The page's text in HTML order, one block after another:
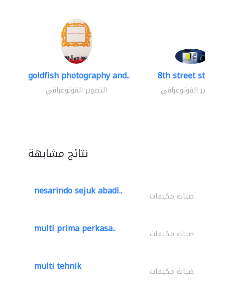
goldfish photography and..
التصوير الفوتوغرافي
8th street studios
التصوير الفوتوغرافي
نتائج مشابهة
nesarindo sejuk abadi.. صيانة مكيفات
multi prima perkasa.. صيانة مكيفات
multi tehnik صيانة مكيفات